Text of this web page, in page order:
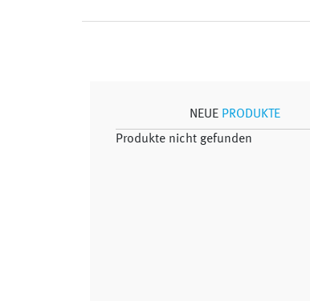
NEUE PRODUKTE
Produkte nicht gefunden